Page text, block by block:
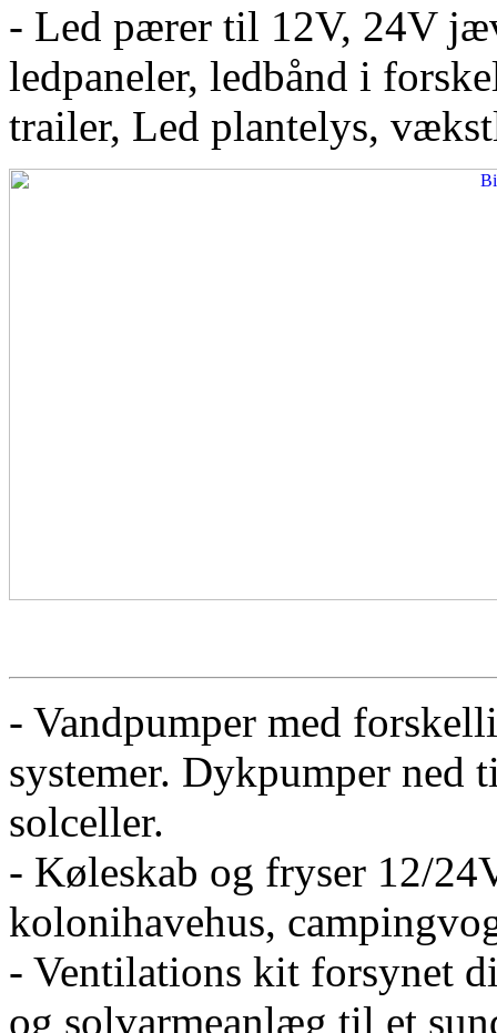
- Led pærer til 12V, 24V
ledpaneler, ledbånd i
trailer, Led plantelys,
- Vandpumper med
systemer. Dykpumper ned
solceller.
- Køleskab og fryser 12/
kolonihavehus,
- Ventilations kit forsynet
og solvarmeanlæg til et